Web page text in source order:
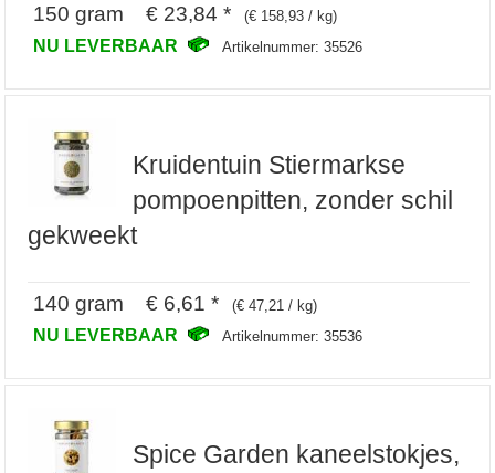
150 gram € 23,84 * (€ 158,93 / kg)
NU LEVERBAAR Artikelnummer: 35526
Kruidentuin Stiermarkse
pompoenpitten, zonder schil
gekweekt
140 gram € 6,61 * (€ 47,21 / kg)
NU LEVERBAAR Artikelnummer: 35536
Spice Garden kaneelstokjes,